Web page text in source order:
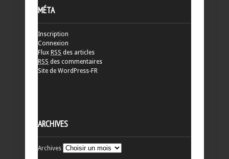
MÉTA
Inscription
Connexion
Flux RSS des articles
RSS des commentaires
Site de WordPress-FR
ARCHIVES
Archives